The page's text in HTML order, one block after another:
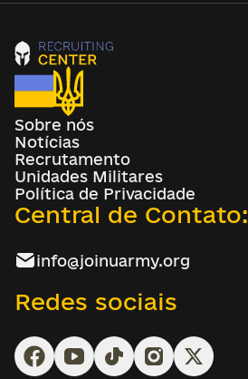
Sobre nós
Notícias
Recrutamento
Unidades Militares
Política de Privacidade
Central de Contato:
info@joinuarmy.org
Redes sociais